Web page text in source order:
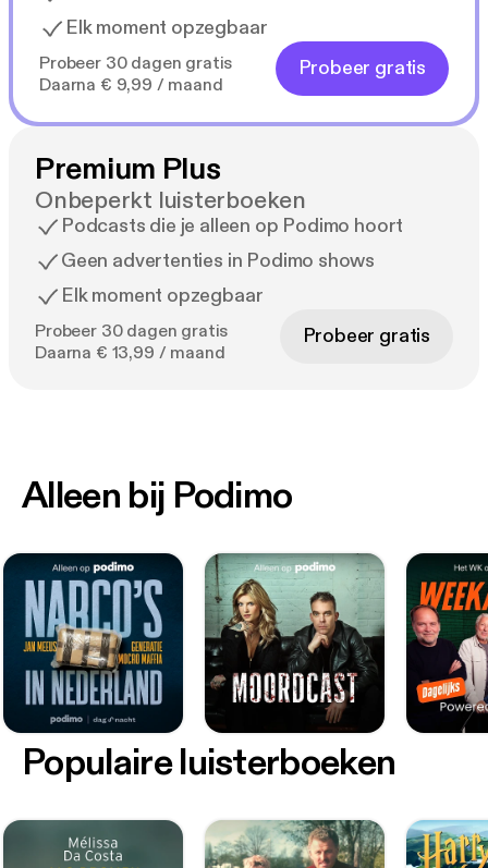
Elk moment opzegbaar
Probeer 30 dagen gratis
Daarna € 9,99 / maand
Probeer gratis
Premium Plus
Onbeperkt luisterboeken
Podcasts die je alleen op Podimo hoort
Geen advertenties in Podimo shows
Elk moment opzegbaar
Probeer 30 dagen gratis
Daarna € 13,99 / maand
Probeer gratis
Alleen bij Podimo
Populaire luisterboeken